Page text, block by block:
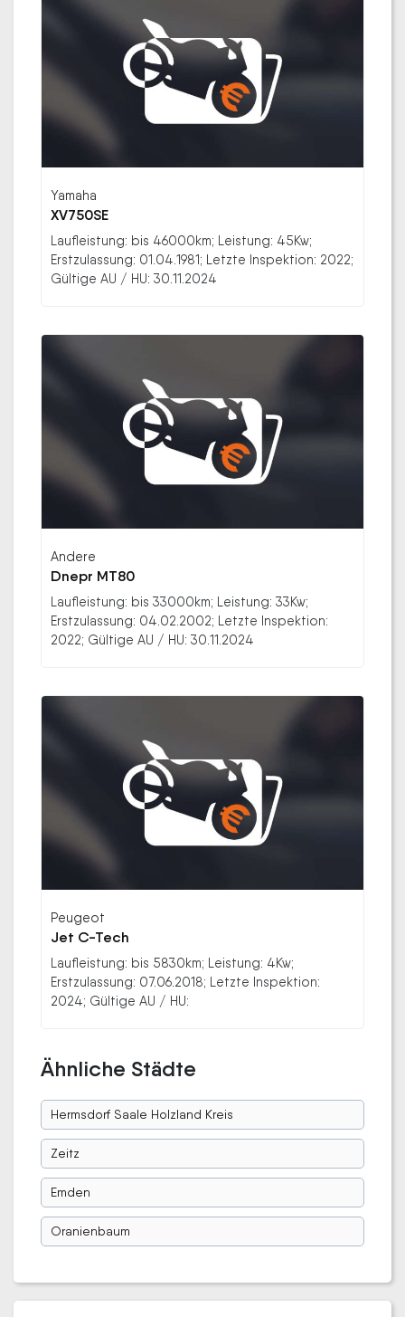
Yamaha
XV750SE
Laufleistung: bis 46000km; Leistung: 45Kw;
Erstzulassung: 01.04.1981; Letzte Inspektion: 2022;
Gültige AU / HU: 30.11.2024
Andere
Dnepr MT80
Laufleistung: bis 33000km; Leistung: 33Kw;
Erstzulassung: 04.02.2002; Letzte Inspektion:
2022; Gültige AU / HU: 30.11.2024
Peugeot
Jet C-Tech
Laufleistung: bis 5830km; Leistung: 4Kw;
Erstzulassung: 07.06.2018; Letzte Inspektion:
2024; Gültige AU / HU:
Ähnliche Städte
Hermsdorf Saale Holzland Kreis
Zeitz
Emden
Oranienbaum